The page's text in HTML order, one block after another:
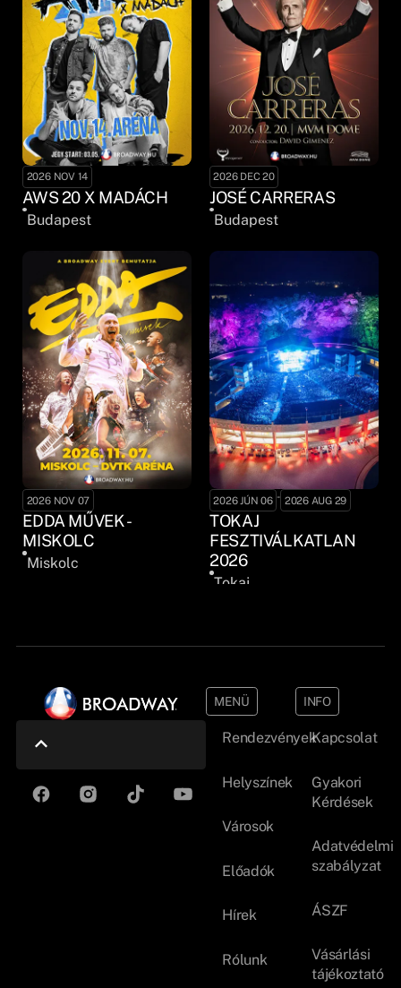
2026 NOV 14
AWS 20 X MADÁCH
Budapest
2026 DEC 20
JOSÉ CARRERAS
Budapest
2026 NOV 07
EDDA MŰVEK -
MISKOLC
Miskolc
2026 JÚN 06 - 2026 AUG 29
TOKAJ
FESZTIVÁLKATLAN
2026
Tokaj
MENÜ
Rendezvények
Helyszínek
Városok
Előadók
Hírek
Rólunk
INFO
Kapcsolat
Gyakori
Kérdések
Adatvédelmi
szabályzat
ÁSZF
Vásárlási
tájékoztató